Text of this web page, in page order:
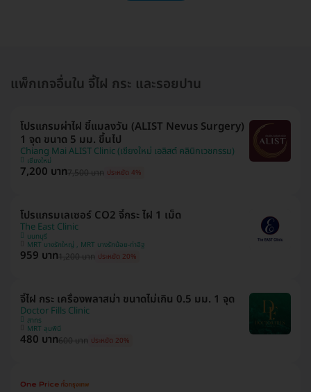
แพ็กเกจอื่นใน จี้ไฝ กระ และรอยปาน
โปรแกรมผ่าไฝ ขี้แมลงวัน (ALIST Nevus Surgery)
1 จุด ขนาด 5 มม. ขึ้นไป
Chiang Mai ALIST Clinic (เชียงใหม่ เอลิสต์ คลินิกเวชกรรม)
เชียงใหม่
7,200 บาท7,500 บาท ประหยัด 4%
โปรแกรมเลเซอร์ CO2 จี้กระ ไฝ 1 เม็ด
The East Clinic
นนทบุรี
MRT บางรักใหญ่ , MRT บางรักน้อย-ท่าอิฐ
959 บาท1,200 บาท ประหยัด 20%
จี้ไฝ กระ เครื่องพลาสม่า ขนาดไม่เกิน 0.5 มม. 1 จุด
Doctor Fills Clinic
สาทร
MRT ลุมพินี
480 บาท600 บาท ประหยัด 20%